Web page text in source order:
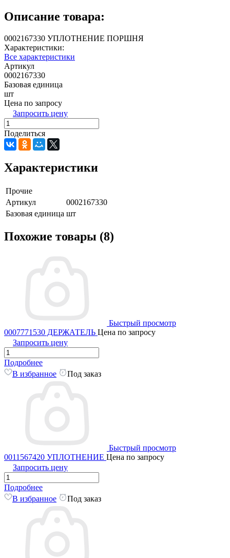
Описание товара:
0002167330 УПЛОТНЕНИЕ ПОРШНЯ
Характеристики:
Все характеристики
Артикул
0002167330
Базовая единица
шт
Цена по запросу
Запросить цену
Поделиться
Характеристики
Прочие
Артикул
0002167330
Базовая единица шт
Похожие товары (8)
Быстрый просмотр
0007771530 ДЕРЖАТЕЛЬ Цена по запросу
Запросить цену
Подробнее
В избранное
Под заказ
Быстрый просмотр
0011567420 УПЛОТНЕНИЕ Цена по запросу
Запросить цену
Подробнее
В избранное
Под заказ